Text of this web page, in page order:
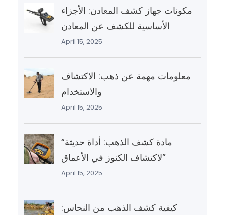
مكونات جهاز كشف المعادن: الأجزاء
الأساسية للكشف عن المعادن
April 15, 2025
معلومات مهمة عن ذهب: الاكتشاف
والاستخدام
April 15, 2025
“مادة كشف الذهب: أداة حديثة
لاكتشاف الكنوز في الأعماق”
April 15, 2025
كيفية كشف الذهب من النحاس: